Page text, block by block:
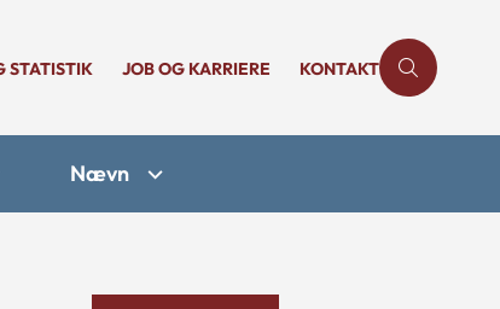
STATISTIK JOB OG KARRIERE KONTAKT
Nævn